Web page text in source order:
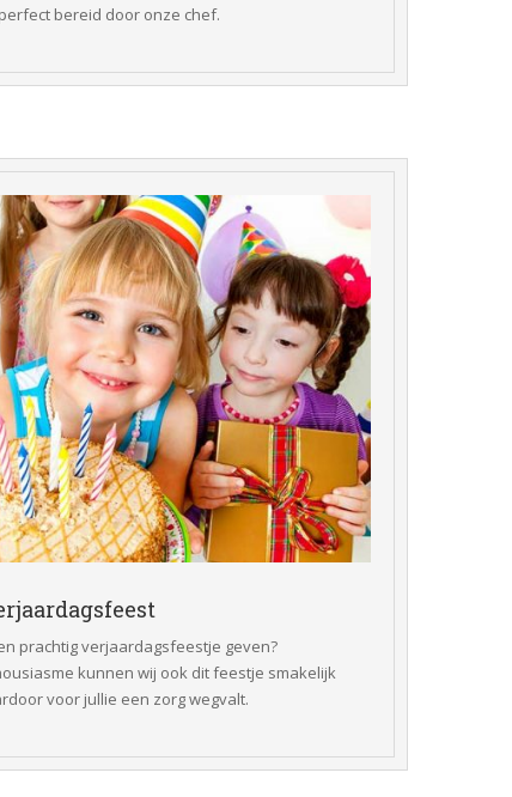
bereid door onze chef.
prachtig verjaardagsfeestje geven?
kunnen wij ook dit feestje smakelijk
voor jullie een zorg wegvalt.